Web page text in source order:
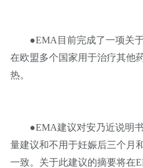
●EMA目前完成了一项关于
在欧盟多个国家用于治疗其他
热。
●EMA建议对安乃近说明书
量建议和不用于妊娠后三个月
一致。关于此建议的摘要将在